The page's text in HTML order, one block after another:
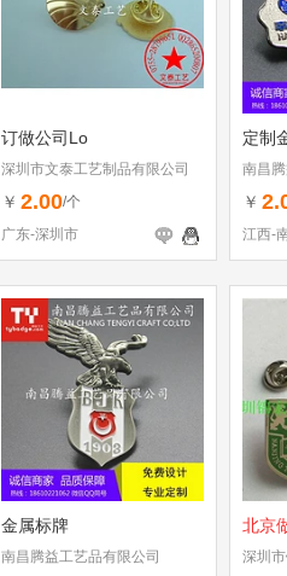
订做公司Lo
深圳市文泰工艺制品有限公司
￥ 2.00/个
广东-深圳市
定制
南昌
￥
江西-
金属标牌
南昌腾益工艺品有限公司
北京
深圳